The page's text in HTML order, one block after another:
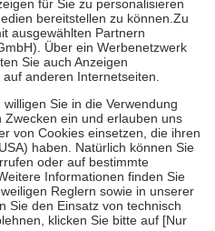
beträgt die
sowie zehn Euro je
für ihre eigene Gesundheit zu
der Familie zu unterstützen,
vollendeten 18. Lebensjahr
Früherkennung, die von der